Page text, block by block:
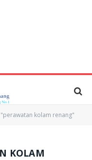
kolam renang"
KOLAM